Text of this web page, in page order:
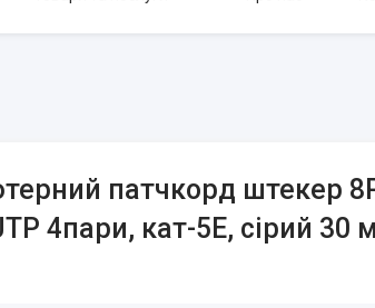
патчкорд штекер
4пари, кат-5Е, сірий 30 м